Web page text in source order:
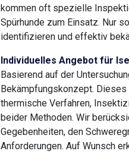
kommen oft spezielle
Spürhunde zum Einsatz. Nur
identifizieren und effektiv
Individuelles Angebot für
Basierend auf der
Bekämpfungskonzept.
thermische Verfahren,
beider Methoden. Wir
Gegebenheiten, den
Anforderungen. Auf Wunsch